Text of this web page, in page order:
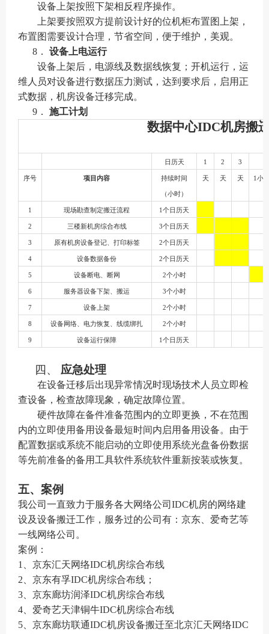
设备上架按照下架相反程序操作。
上架要按照双方提前设计好的位机柜布置图上架，
布置图需要设计合理，节省空间，便于维护，美观。
8． 设备上电运行
设备上架后，电源线及数据线恢复；开机运行，运
维人员对设备进行数据压力测试，达到要求后，启用正
式数据，机房设备迁移完成。
9． 施工计划
数据中心IDC机房搬
日历天 1 2 3
序号 项目内容 持续时间
（小时）
天 天 天 1小
1 现场勘查制定搬迁流程 1个日历天
2 三楼新机房综合布线 3个日历天
3 原有机房设备登记、打印标签 2个日历天
4 设备数据备份 2个日历天
5 设备断电、断网 2个小时
6 服务器设备下架、搬运 3个小时
7 设备上架 2个小时
8 设备网络、电力恢复、线缆绑扎 2个小时
9 设备运行保障 1个日历天
四、 应急处理
在设备迁移后出现异常情况时现场技术人员立即检
查设备，检查故障现象，确定故障位置。
硬件故障在备件准备范围内的立即更换，不在范围
内的立即使用备用设备最短时间内启用备用设备。由于
配置数据或系统不能启动的立即使用系统光盘备份数据
等先前准备的备用工具软件系统软件重新按装或恢复。
五、案例
我公司一直致力于服务各大网络公司 IDC机房的网络建
设及设备搬迁工作，服务过的公司有：京东、爱奇艺等
一线网络公司。
案例：
1
、京东汇天网络IDC机房综合布线
2 、京东有孚IDC机房综合布线；
3 、京东廊坊润泽IDC机房综合布线
4 、爱奇艺天津铜牛IDC机房综合布线
5 、京东廊坊联通IDC机房设备搬迁至北京汇天网络IDC